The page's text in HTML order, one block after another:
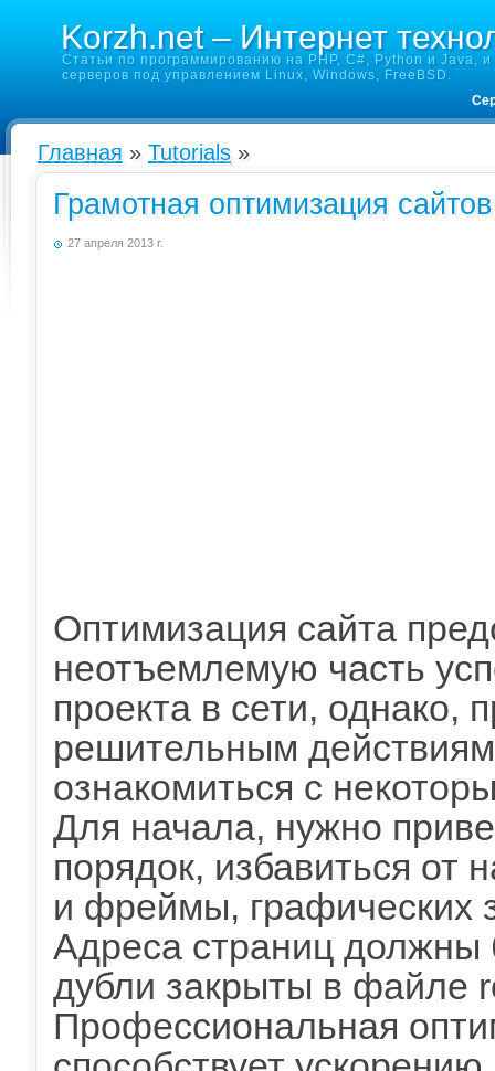
Korzh.net – Интернет
Статьи по программированию на PHP, C#, Python и Java,
серверов под управлением Linux, Windows, FreeBSD.
Главная » Tutorials »
Грамотная оптимизация
27 апреля 2013 г.
Оптимизация сайта
неотъемлемую часть
проекта в сети, однако,
решительным
ознакомиться с
Для начала, нужно
порядок, избавиться от
и фреймы, графических
Адреса страниц должны
дубли закрыты в файле
Профессиональная